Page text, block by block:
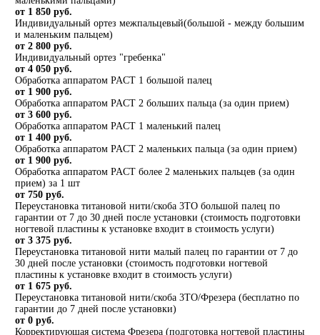
от 1 850 руб.
Индивидуальный ортез межпальцевый(большой - между большим
и маленьким пальцем)
от 2 800 руб.
Индивидуальный ортез "гребенка"
от 4 050 руб.
Обработка аппаратом PACT 1 большой палец
от 1 900 руб.
Обработка аппаратом PACT 2 больших пальца (за один прием)
от 3 600 руб.
Обработка аппаратом PACT 1 маленький палец
от 1 400 руб.
Обработка аппаратом PACT 2 маленьких пальца (за один прием)
от 1 900 руб.
Обработка аппаратом PACT более 2 маленьких пальцев (за один
прием) за 1 шт
от 750 руб.
Переустановка титановой нити/скоба 3ТО большой палец по
гарантии от 7 до 30 дней после установки (стоимость подготовки
ногтевой пластины к установке входит в стоимость услуги)
от 3 375 руб.
Переустановка титановой нити малый палец по гарантии от 7 до
30 дней после установки (стоимость подготовки ногтевой
пластины к установке входит в стоимость услуги)
от 1 675 руб.
Переустановка титановой нити/скоба 3ТО/Фрезера (бесплатно по
гарантии до 7 дней после установки)
от 0 руб.
Корректирующая система Фрезера (подготовка ногтевой пластины